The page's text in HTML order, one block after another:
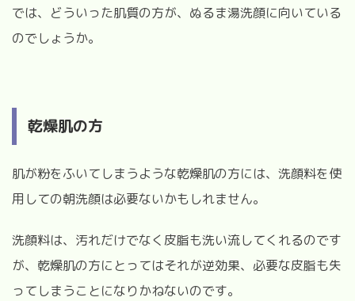
では、どういった肌質の方が、ぬるま湯洗顔に向いている
のでしょうか。
乾燥肌の方
肌が粉をふいてしまうような乾燥肌の方には、洗顔料を使
用しての朝洗顔は必要ないかもしれません。
洗顔料は、汚れだけでなく皮脂も洗い流してくれるのです
が、乾燥肌の方にとってはそれが逆効果、必要な皮脂も失
ってしまうことになりかねないのです。